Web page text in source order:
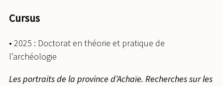
Cursus
• 2025 : Doctorat en théorie et pratique de
l’archéologie
Les portraits de la province d’Achaïe. Recherches sur les